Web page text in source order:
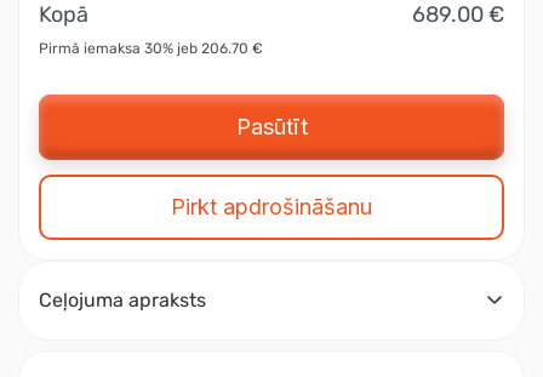
Ceļojuma apraksts
Kopā 689.00 €
Pirmā iemaksa 30% jeb 206.70 €
Pasūtīt
Pirkt apdrošināšanu